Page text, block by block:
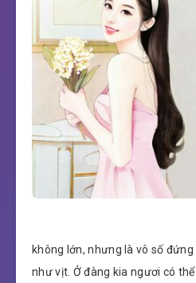
không lớn, nhưng là vô số
như vịt. Ở đàng kia ngươi có